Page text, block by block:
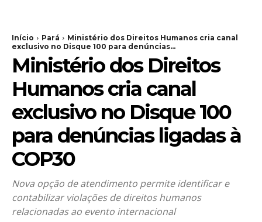
Início Pará
Ministério dos Direitos Humanos cria canal
exclusivo no Disque 100 para denúncias...
Ministério dos Direitos
Humanos cria canal
exclusivo no Disque 100
para denúncias ligadas à
COP30
Nova opção de atendimento permite identificar e
contabilizar violações de direitos humanos
relacionadas ao evento internacional